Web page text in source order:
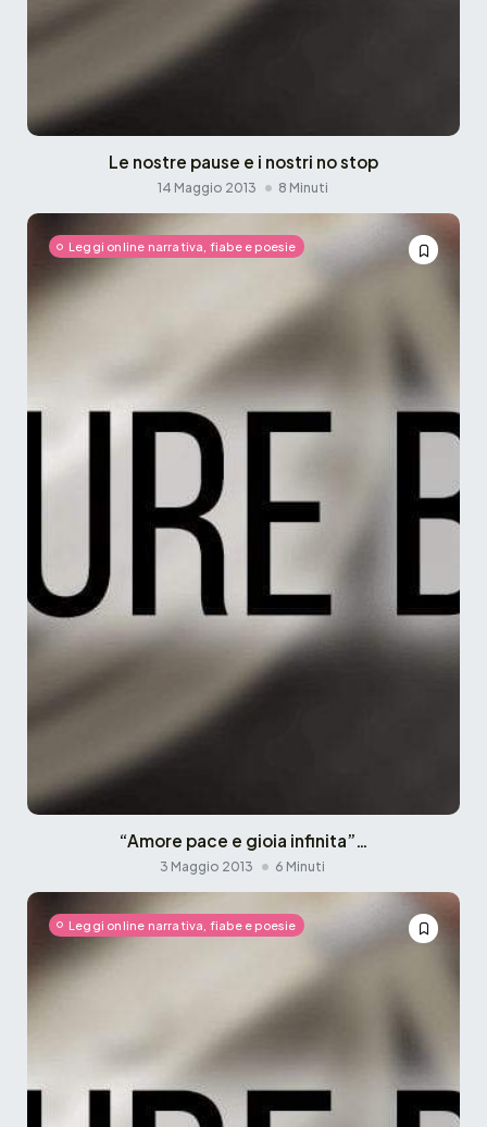
Le nostre pause e i nostri no stop
14 Maggio 2013 8 Minuti
Leggi online narrativa, fiabe e poesie
“Amore pace e gioia infinita”…
3 Maggio 2013 6 Minuti
Leggi online narrativa, fiabe e poesie